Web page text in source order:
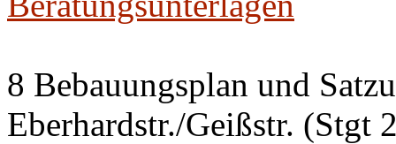
8 Bebauungsplan und
Eberhardstr./Geißstr. (Stgt